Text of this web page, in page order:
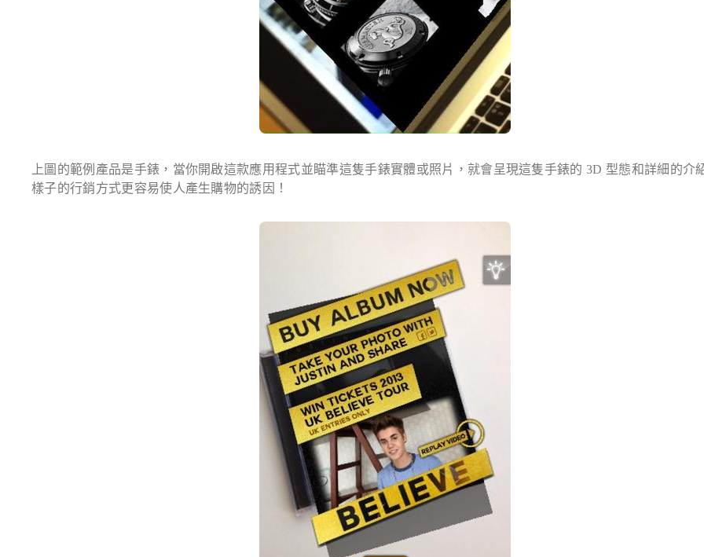
上圖的範例產品是手錶，當你開啟這款應用程式並瞄準這隻手錶實體或照片，就會呈現這隻手錶的 3D 型態和詳細的介
樣子的行銷方式更容易使人產生購物的誘因！